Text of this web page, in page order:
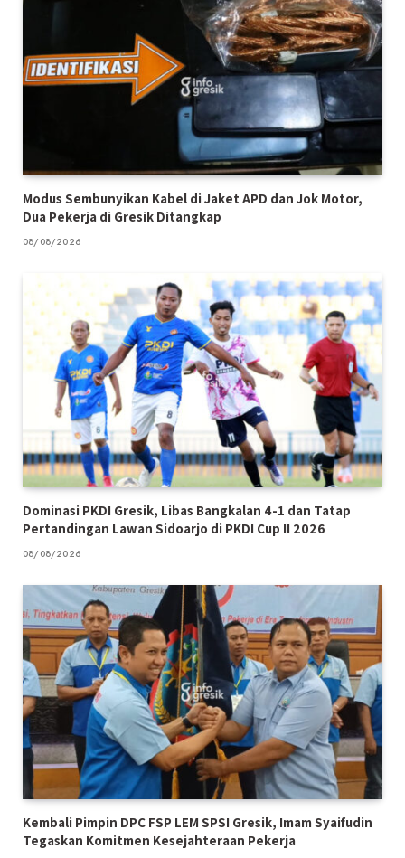
Modus Sembunyikan Kabel di Jaket APD dan Jok Motor,
Dua Pekerja di Gresik Ditangkap
08/08/2026
Dominasi PKDI Gresik, Libas Bangkalan 4-1 dan Tatap
Pertandingan Lawan Sidoarjo di PKDI Cup II 2026
08/08/2026
Kembali Pimpin DPC FSP LEM SPSI Gresik, Imam Syaifudin
Tegaskan Komitmen Kesejahteraan Pekerja